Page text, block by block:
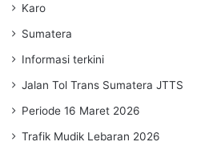
Karo
Sumatera
Informasi terkini
Jalan Tol Trans Sumatera JTTS
Periode 16 Maret 2026
Trafik Mudik Lebaran 2026